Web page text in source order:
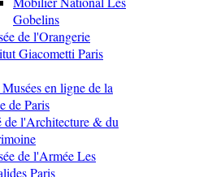
Gobelins
de l'Orangerie
Giacometti Paris
en ligne de la
de Paris
de l'Architecture & du
de l'Armée Les
Paris